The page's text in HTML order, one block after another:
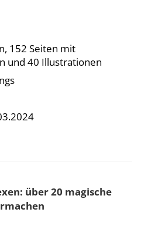
152 Seiten mit
und 40 Illustrationen
über 20 magische